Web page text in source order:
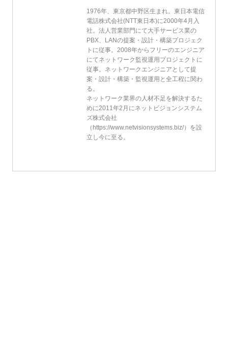
1976年、東京都中野区生まれ。東日本電信
電話株式会社(NTT東日本)に2000年4月入
社。法人営業部門にて大手サービス業の
PBX、LANの提案・設計・構築プロジェク
トに従事。2008年からフリーのエンジニア
にてネットワーク監視運用プロジェクトに
従事。ネットワークエンジニアとして提
案・設計・構築・監視運用と全工程に関わ
る。
ネットワーク業界の人材不足を解決するた
めに2011年2月にネットビジョンシステム
ズ株式会社
（https://www.netvisionsystems.biz/）を設
立し今に至る。